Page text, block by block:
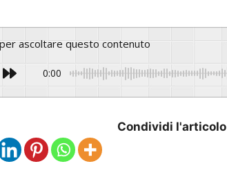
per ascoltare questo contenuto
0:00
Condividi l'articolo